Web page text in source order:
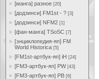
[манга] разное [20]
[додзинси] FM1st - ? [3]
[додзинси] NFM2 [1]
[фан-манга] TSoSC [7]
[энциклопедия-яп] FM
World Historica [5]
[FM1st-артбук-яп] iH [24]
[FM3-артбук-яп] PW [43]
[FM3-артбук-яп] PB [6]